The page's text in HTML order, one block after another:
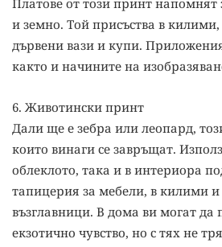
Платове от този принт
и земно. Той присъства в
дървени вази и купи.
както и начините на
6. Животински принт
Дали ще е зебра или леопард,
които винаги се завръщат.
облеклото, така и в интериора
тапицерия за мебели, в килими
възглавници. В дома ви могат да
екзотично чувство, но с тях не